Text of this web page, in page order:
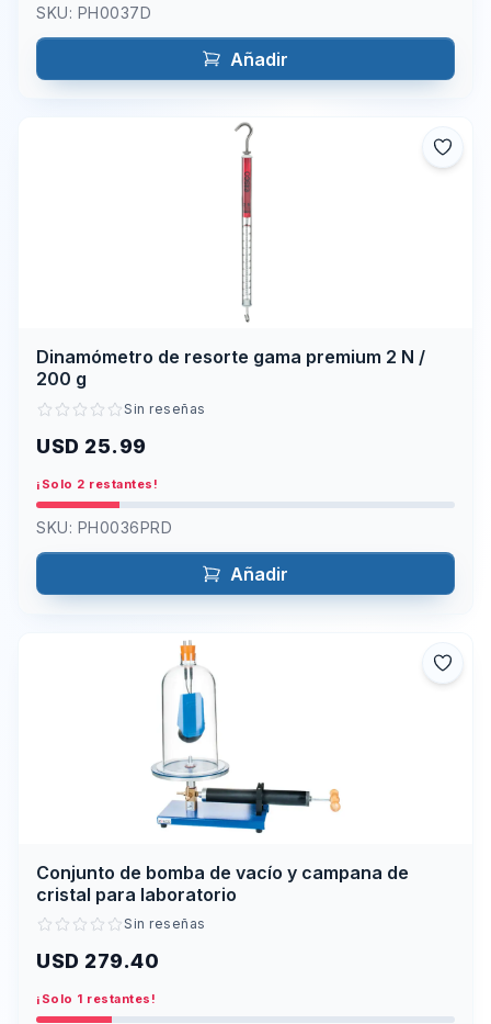
SKU: PH0037D
Añadir
Dinamómetro de resorte gama premium 2 N /
200 g
Sin reseñas
USD 25.99
¡Solo 2 restantes!
SKU: PH0036PRD
Añadir
Conjunto de bomba de vacío y campana de
cristal para laboratorio
Sin reseñas
USD 279.40
¡Solo 1 restantes!